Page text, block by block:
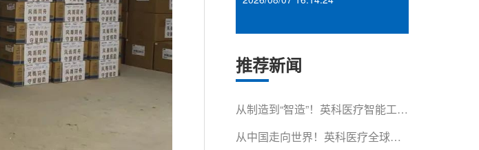
推荐新闻
从制造到“智造”！英科医疗智能工厂
获省级认证
从中国走向世界！英科医疗全球影